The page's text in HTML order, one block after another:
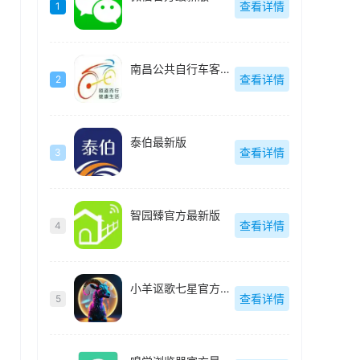
1 查看详情
2
南昌公共自行车客户端(洪城乐骑行)最新版
查看详情
3
泰伯最新版
查看详情
4
智园臻官方最新版
查看详情
5
小羊讴歌七星官方最新版
查看详情